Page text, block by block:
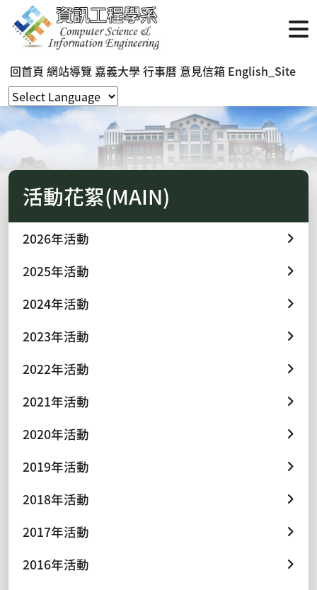
回首頁 網站導覽 嘉義大學行事曆 意見信箱 English_Site
活動花絮(MAIN)
2026年活動
2025年活動
2024年活動
2023年活動
2022年活動
2021年活動
2020年活動
2019年活動
2018年活動
2017年活動
2016年活動